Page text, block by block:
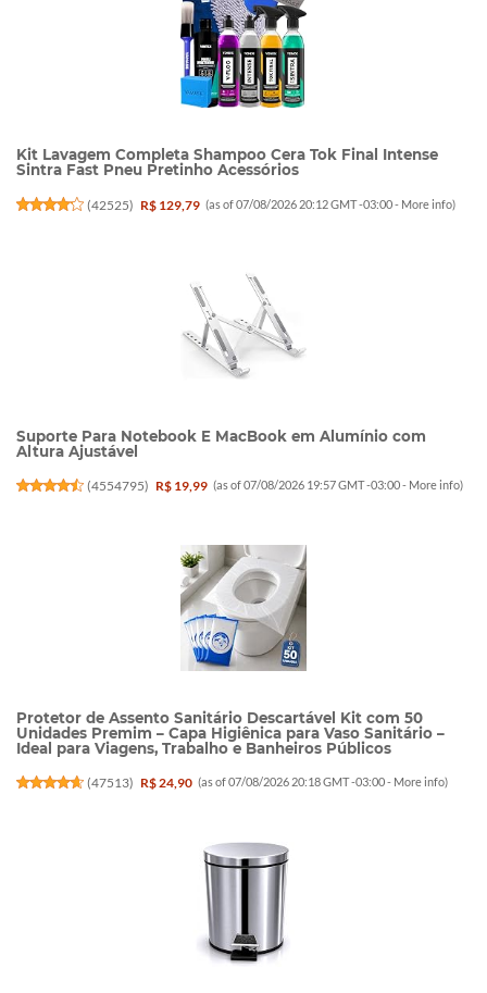
Kit Lavagem Completa Shampoo Cera Tok Final Intense
Sintra Fast Pneu Pretinho Acessórios
(42525) R$ 129,79 (as of 07/08/2026 20:12 GMT -03:00 - More info)
Suporte Para Notebook E MacBook em Alumínio com
Altura Ajustável
(4554795) R$ 19,99 (as of 07/08/2026 19:57 GMT -03:00 - More info)
Protetor de Assento Sanitário Descartável Kit com 50
Unidades Premim – Capa Higiênica para Vaso Sanitário –
Ideal para Viagens, Trabalho e Banheiros Públicos
(47513) R$ 24,90 (as of 07/08/2026 20:18 GMT -03:00 - More info)